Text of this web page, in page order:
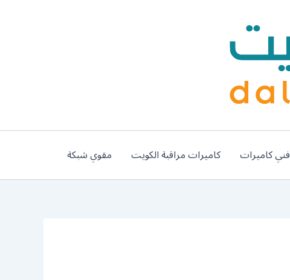
فني كاميرات كاميرات مراقبة الكويت مقوي شبكة